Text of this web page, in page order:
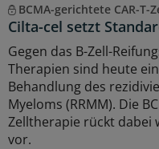
BCMA-gerichtete CAR-
Cilta-cel setzt
Gegen das B-Zell-
Therapien sind heute
Behandlung des
Myeloms (RRMM). Die
Zelltherapie rückt dabei
vor.